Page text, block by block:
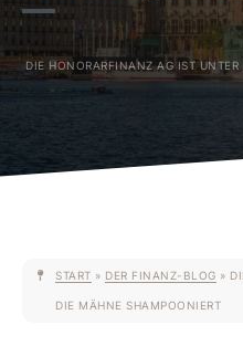
START » DER FINANZ-BLOG »
DIE MÄHNE SHAMPOONIERT